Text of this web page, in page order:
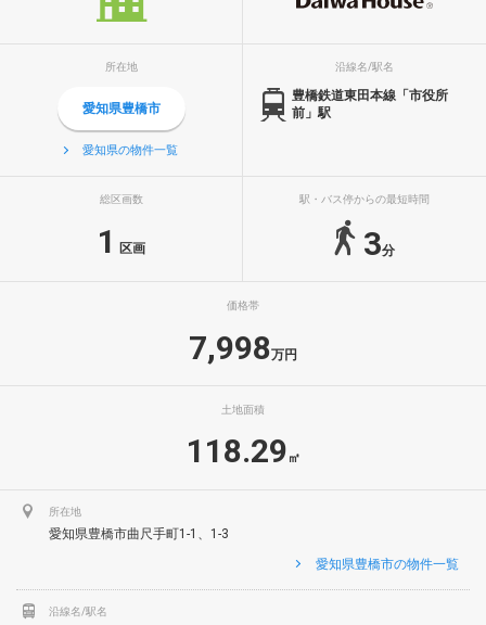
所在地
愛知県豊橋市
愛知県の物件一覧
沿線名/駅名
豊橋鉄道東田本線「市役所
前」駅
総区画数
1 区画
駅・バス停からの最短時間
3 分
価格帯
7,998万円
土地面積
118.29 ㎡
所在地
愛知県豊橋市曲尺手町1-1、1-3
愛知県豊橋市の物件一覧
沿線名/駅名